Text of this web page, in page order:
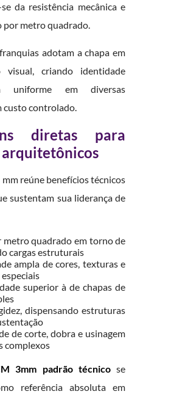
da resistência mecânica e
por metro quadrado.
adotam a chapa em
visual, criando identidade
uniforme em diversas
custo controlado.
diretas para
mm reúne benefícios técnicos
sustentam sua liderança de
quadrado em torno de
cargas estruturais
de cores, texturas e
superior à de chapas de
dispensando estruturas
corte, dobra e usinagem
complexos
3mm padrão técnicose
referência absoluta em